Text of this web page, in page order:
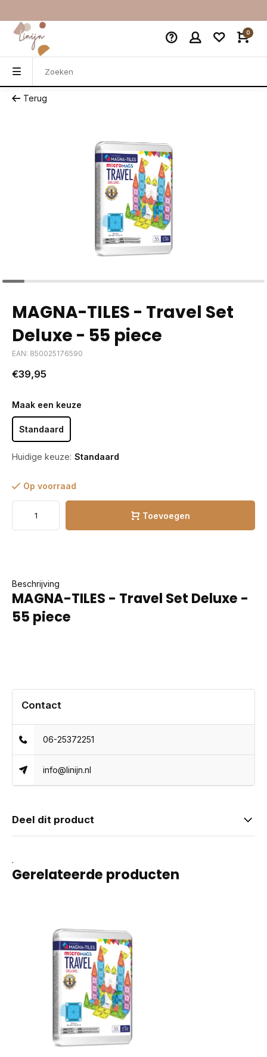
0
Terug
MAGNA-TILES - Travel Set
Deluxe - 55 piece
EAN: 850025176590
€39,95
Maak een keuze
Standaard
Huidige keuze: Standaard
Op voorraad
Toevoegen
Beschrijving
MAGNA-TILES - Travel Set Deluxe -
55 piece
Contact
06-25372251
info@linijn.nl
Deel dit product
.
Gerelateerde producten